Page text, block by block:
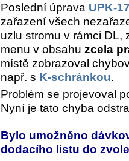
Poslední úprava UPK-
zařazení všech
uzlu stromu v rámci
menu v obsahu zcela
místě zobrazoval
např. s K-schránkou.
Problém se projevoval
Nyní je tato chyba
Bylo umožněno
dodacího listu do